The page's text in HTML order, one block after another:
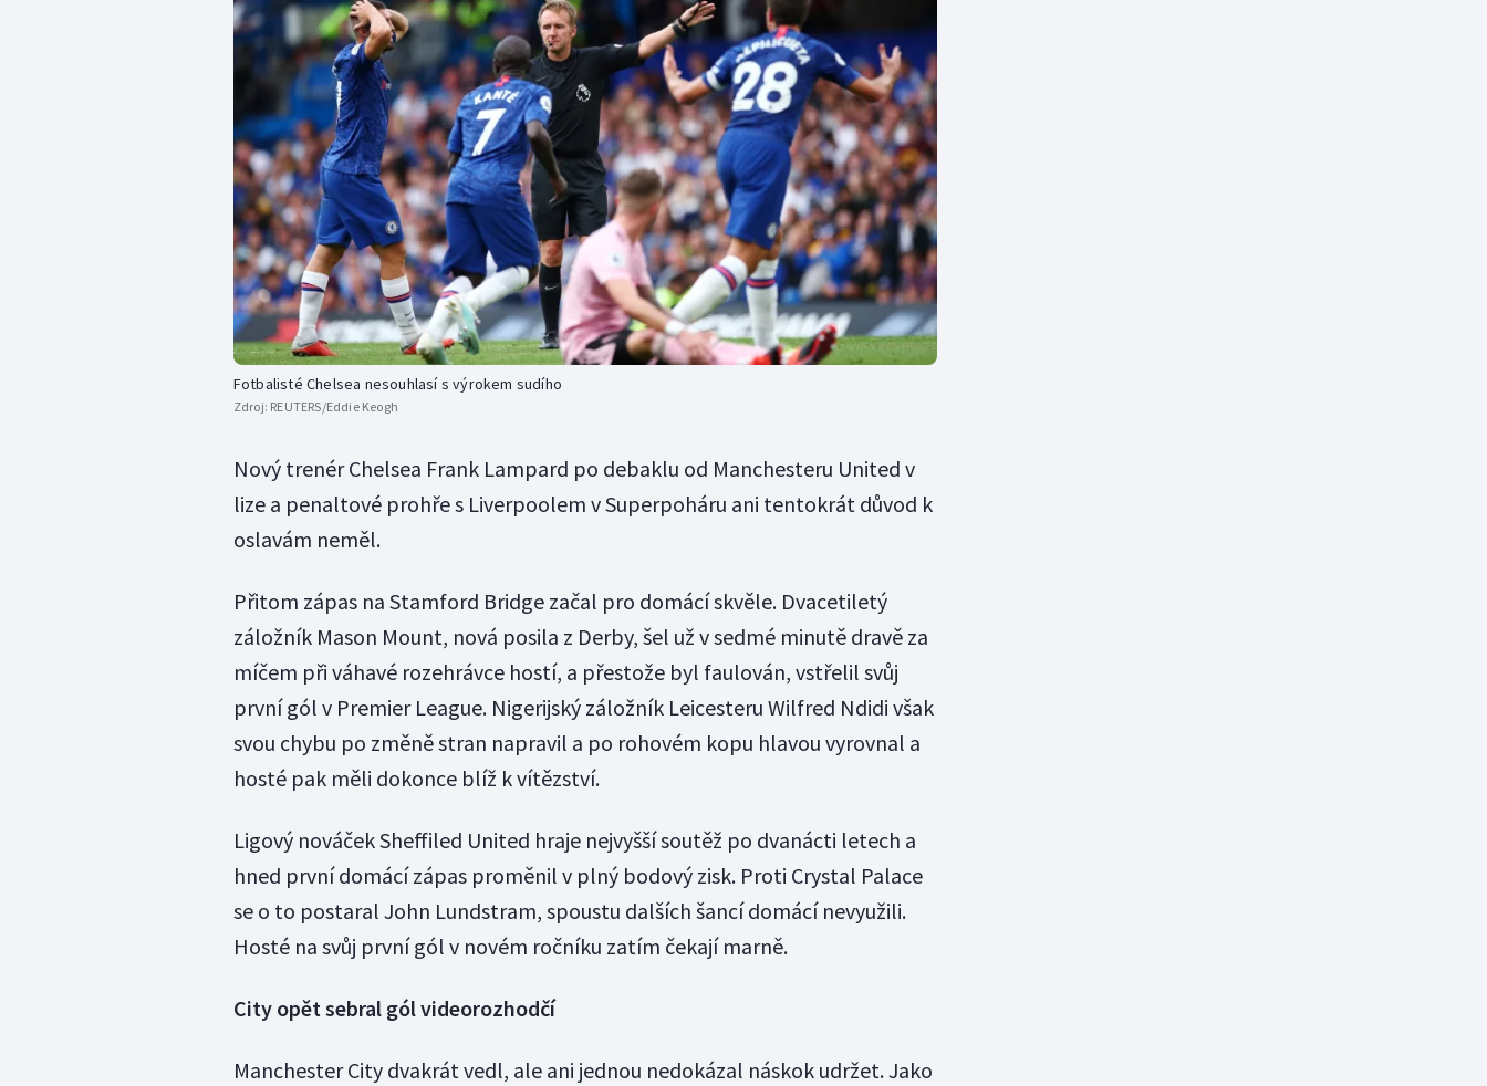
Fotbalisté Chelsea nesouhlasí s výrokem sudího
Zdroj: REUTERS/Eddie Keogh
Nový trenér Chelsea Frank Lampard po debaklu od Manchesteru United v
lize a penaltové prohře s Liverpoolem v Superpoháru ani tentokrát důvod k
oslavám neměl.
Přitom zápas na Stamford Bridge začal pro domácí skvěle. Dvacetiletý
záložník Mason Mount, nová posila z Derby, šel už v sedmé minutě dravě za
míčem při váhavé rozehrávce hostí, a přestože byl faulován, vstřelil svůj
první gól v Premier League. Nigerijský záložník Leicesteru Wilfred Ndidi však
svou chybu po změně stran napravil a po rohovém kopu hlavou vyrovnal a
hosté pak měli dokonce blíž k vítězství.
Ligový nováček Sheffiled United hraje nejvyšší soutěž po dvanácti letech a
hned první domácí zápas proměnil v plný bodový zisk. Proti Crystal Palace
se o to postaral John Lundstram, spoustu dalších šancí domácí nevyužili.
Hosté na svůj první gól v novém ročníku zatím čekají marně.
City opět sebral gól videorozhodčí
Manchester City dvakrát vedl, ale ani jednou nedokázal náskok udržet. Jako